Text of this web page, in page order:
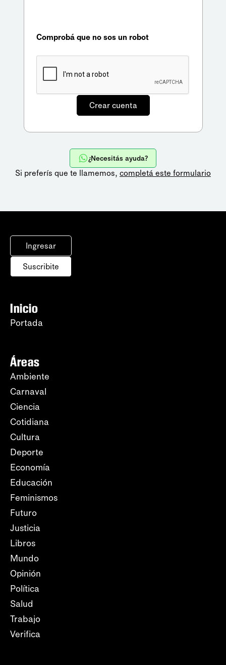
Comprobá que no sos un robot
¿Necesitás ayuda?
Si preferís que te llamemos, completá este formulario
Ingresar
Suscribite
Inicio
Portada
Áreas
Ambiente
Carnaval
Ciencia
Cotidiana
Cultura
Deporte
Economía
Educación
Feminismos
Futuro
Justicia
Libros
Mundo
Opinión
Política
Salud
Trabajo
Verifica